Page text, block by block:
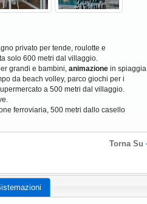
privato per tende, roulotte e
solo 600 metri dal villaggio.
grandi e bambini, animazionein spiaggia
da beach volley, parco giochi per i
a 500 metri dal villaggio.
ferroviaria, 500 metri dallo casello
Torna Su